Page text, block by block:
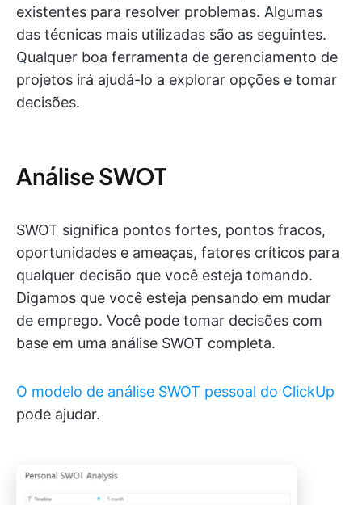
existentes para resolver problemas. Algumas
das técnicas mais utilizadas são as seguintes.
Qualquer boa ferramenta de gerenciamento de
projetos irá ajudá-lo a explorar opções e tomar
decisões.
Análise SWOT
SWOT significa pontos fortes, pontos fracos,
oportunidades e ameaças, fatores críticos para
qualquer decisão que você esteja tomando.
Digamos que você esteja pensando em mudar
de emprego. Você pode tomar decisões com
base em uma análise SWOT completa.
O modelo de análise SWOT pessoal do ClickUp
pode ajudar.